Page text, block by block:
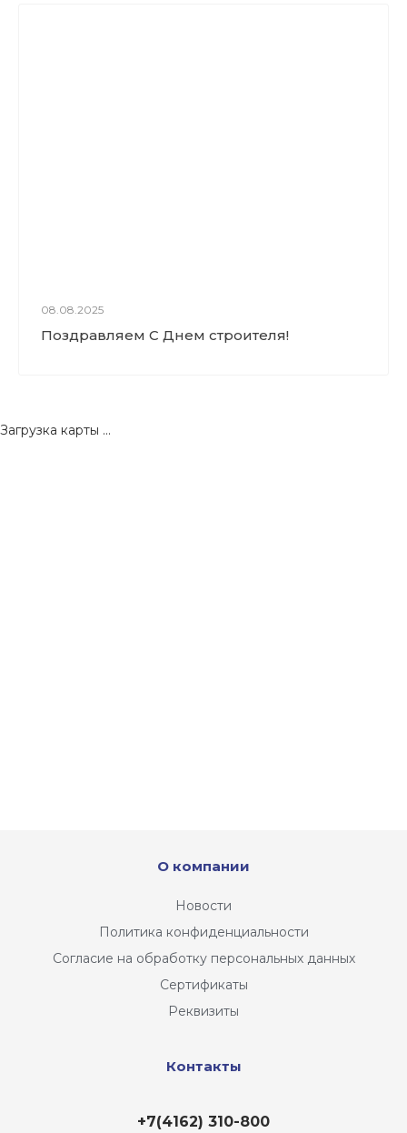
08.08.2025
Поздравляем С Днем строителя!
Загрузка карты ...
О компании
Новости
Политика конфиденциальности
Согласие на обработку персональных данных
Сертификаты
Реквизиты
Контакты
+7(4162) 310-800